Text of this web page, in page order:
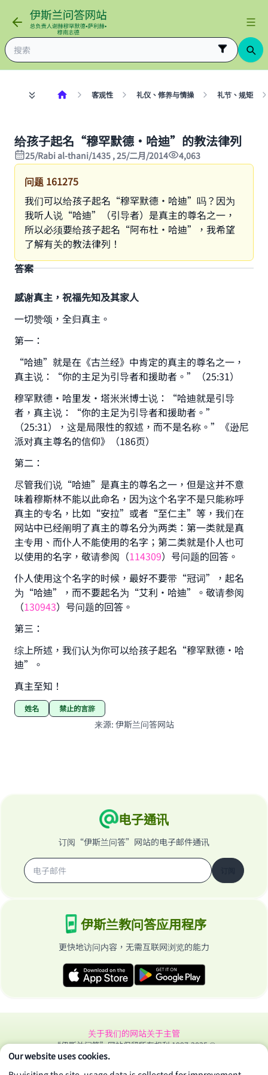
客观性 礼仪、修养与情操 礼节、规矩
给孩子起名“穆罕默德·哈迪”的教法律列
25/Rabi al-thani/1435 , 25/二月/2014 4,063
问题 161275
我们可以给孩子起名“穆罕默德·哈迪”吗？因为
我听人说“哈迪”（引导者）是真主的尊名之一，
所以必须要给孩子起名“阿布杜·哈迪”，我希望
了解有关的教法律列！
答案
感谢真主，祝福先知及其家人
一切赞颂，全归真主。
第一：
“哈迪”就是在《古兰经》中肯定的真主的尊名之一，
真主说：“你的主足为引导者和援助者。”（25:31）
穆罕默德·哈里发·塔米米博士说：“哈迪就是引导
者，真主说：“你的主足为引导者和援助者。”
（25:31），这是局限性的叙述，而不是名称。”《逊尼
派对真主尊名的信仰》（186页）
第二：
尽管我们说“哈迪”是真主的尊名之一，但是这并不意
味着穆斯林不能以此命名，因为这个名字不是只能称呼
真主的专名，比如“安拉”或者“至仁主”等，我们在
网站中已经阐明了真主的尊名分为两类：第一类就是真
主专用、而仆人不能使用的名字；第二类就是仆人也可
以使用的名字，敬请参阅（114309）号问题的回答。
仆人使用这个名字的时候，最好不要带“冠词”，起名
为“哈迪”，而不要起名为“艾利·哈迪”。敬请参阅
（130943）号问题的回答。
第三：
综上所述，我们认为你可以给孩子起名“穆罕默德·哈
迪”。
真主至知！
姓名 禁止的言辞
来源: 伊斯兰问答网站
电子通讯
订阅“伊斯兰问答”网站的电子邮件通讯
伊斯兰教问答应用程序
更快地访问内容，无需互联网浏览的能力
关于我们的网站关于主管
“伊斯兰问答”网站保留所有权利 1997-2025 ©
Make an impact on millions of lives
with your contribution today
Your support is crucial for our mission.
The Prophet (ﷺ) said:
"A person who leads others to doing what is
good will earn the same reward as those who
do it."
(MUSLIM, 1893)
Support IslamQA
Our website uses cookies.